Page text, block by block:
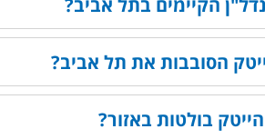
הקיימים בתל אביב?
הסובבות את תל אביב?
בולטות באזור?